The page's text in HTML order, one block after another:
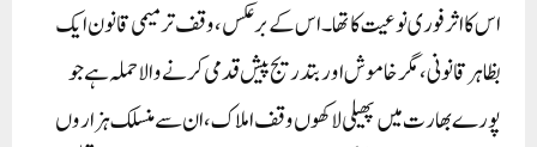
اس کا اثر فوری نوعیت کا تھا۔ اس کے برعکس، وقف ترمیمی قانون ایک
بظاہر قانونی، مگر خاموش اور بتدریج پیش قدمی کرنے والا حملہ ہے جو
پورے بھارت میں پھیلی لاکھوں وقف املاک، ان سے منسلک ہزاروں